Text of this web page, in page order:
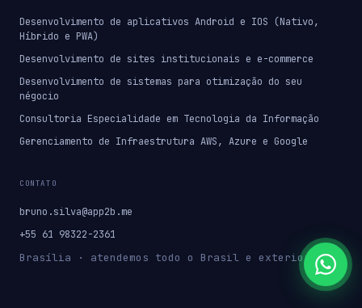
Desenvolvimento de aplicativos Android e IOS (Nativo,
Híbrido e PWA)
Desenvolvimento de sites institucionais e e-commerce
Desenvolvimento de sistemas para otimização do seu
négocio
Consultoria Especialidade em Tecnologia da Informação
Gerenciamento de Infraestrutura AWS, Azure e Google
CONTATO
bruno.silva@app2b.me
+55 61 98322-2361
Brasília · atendemos todo o Brasil e exterior